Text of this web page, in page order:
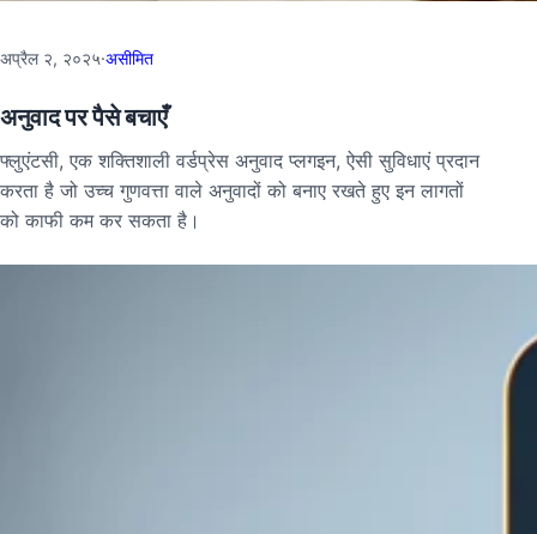
अप्रैल २, २०२५·असीमित
अनुवाद पर पैसे बचाएँ
फ्लुएंटसी, एक शक्तिशाली वर्डप्रेस अनुवाद प्लगइन, ऐसी सुविधाएं प्रदान
करता है जो उच्च गुणवत्ता वाले अनुवादों को बनाए रखते हुए इन लागतों
को काफी कम कर सकता है।